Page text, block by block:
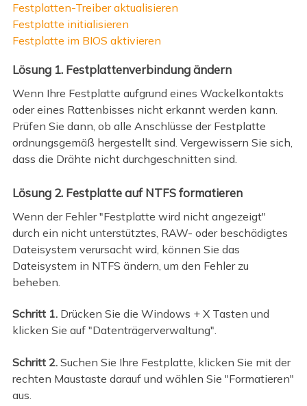
Festplatten-Treiber aktualisieren
Festplatte initialisieren
Festplatte im BIOS aktivieren
Lösung 1. Festplattenverbindung ändern
Wenn Ihre Festplatte aufgrund eines Wackelkontakts
oder eines Rattenbisses nicht erkannt werden kann.
Prüfen Sie dann, ob alle Anschlüsse der Festplatte
ordnungsgemäß hergestellt sind. Vergewissern Sie sich,
dass die Drähte nicht durchgeschnitten sind.
Lösung 2. Festplatte auf NTFS formatieren
Wenn der Fehler "Festplatte wird nicht angezeigt"
durch ein nicht unterstütztes, RAW- oder beschädigtes
Dateisystem verursacht wird, können Sie das
Dateisystem in NTFS ändern, um den Fehler zu
beheben.
Schritt 1. Drücken Sie die Windows + X Tasten und
klicken Sie auf "Datenträgerverwaltung".
Schritt 2.Suchen Sie Ihre Festplatte, klicken Sie mit der
rechten Maustaste darauf und wählen Sie "Formatieren"
aus.